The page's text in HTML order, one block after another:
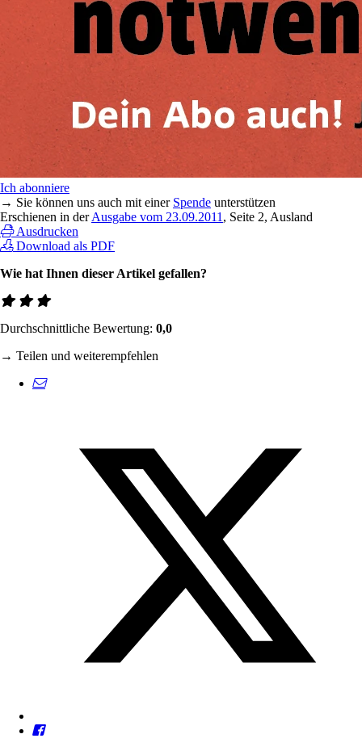
Ich abonniere
→ Sie können uns auch mit einer Spende unterstützen
Erschienen in derAusgabe vom 23.09.2011 , Seite 2, Ausland
Ausdrucken
Download als PDF
Wie hat Ihnen dieser Artikel gefallen?
Durchschnittliche Bewertung: 0,0
→ Teilen und weiterempfehlen